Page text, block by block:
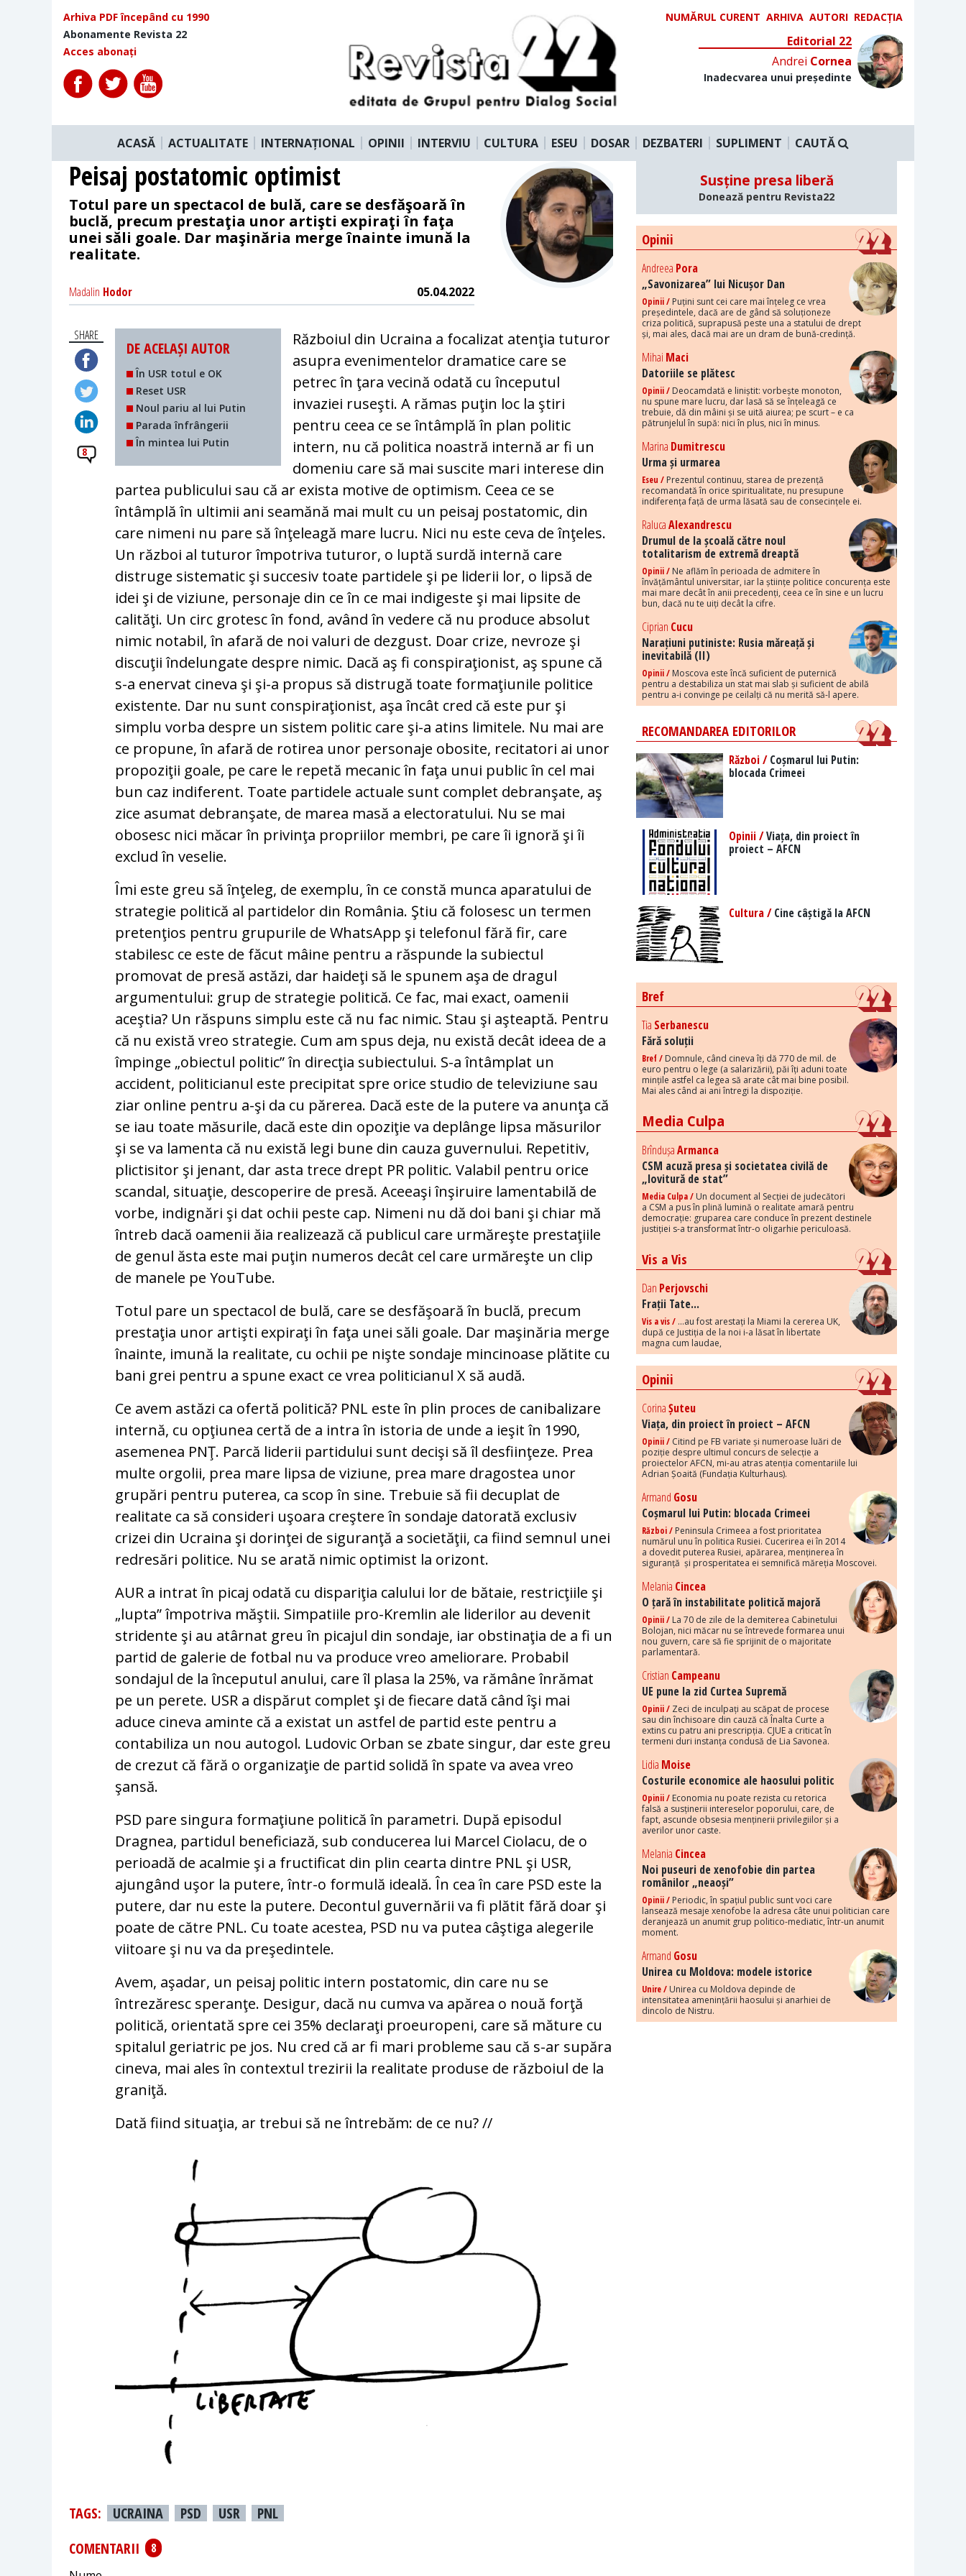
Arhiva PDF începând cu 1990
Abonamente Revista 22
Acces abonați
NUMĂRUL CURENT ARHIVA AUTORI REDACȚIA
Editorial 22
Andrei Cornea
Inadecvarea unui președinte
ACASĂ ACTUALITATE INTERNAȚIONAL OPINII INTERVIU CULTURA ESEU DOSAR DEZBATERI SUPLIMENT CAUTĂ
Peisaj postatomic optimist
Totul pare un spectacol de bulă, care se desfăşoară în
buclă, precum prestaţia unor artişti expiraţi în faţa
unei săli goale. Dar maşinăria merge înainte imună la
realitate.
Madalin Hodor 05.04.2022
SHARE
8
DE ACELAȘI AUTOR
În USR totul e OK
Reset USR
Noul pariu al lui Putin
Parada înfrângerii
În mintea lui Putin
Războiul din Ucraina a focalizat atenţia tuturor
asupra evenimentelor dramatice care se
petrec în ţara vecină odată cu începutul
invaziei ruseşti. A rămas puţin loc la ştiri
pentru ceea ce se întâmplă în plan politic
intern, nu că politica noastră internă ar fi un
domeniu care să mai suscite mari interese din
partea publicului sau că ar exista motive de optimism. Ceea ce se
întâmplă în ultimii ani seamănă mai mult cu un peisaj postatomic, din
care nimeni nu pare să înţeleagă mare lucru. Nici nu este ceva de înţeles.
Un război al tuturor împotriva tuturor, o luptă surdă internă care
distruge sistematic şi succesiv toate partidele şi pe liderii lor, o lipsă de
idei şi de viziune, personaje din ce în ce mai indigeste şi mai lipsite de
calităţi. Un circ grotesc în fond, având în vedere că nu produce absolut
nimic notabil, în afară de noi valuri de dezgust. Doar crize, nevroze şi
discuţii îndelungate despre nimic. Dacă aş fi conspiraţionist, aş spune că
s-a enervat cineva şi şi-a propus să distrugă toate formaţiunile politice
existente. Dar nu sunt conspiraţionist, aşa încât cred că este pur şi
simplu vorba despre un sistem politic care şi-a atins limitele. Nu mai are
ce propune, în afară de rotirea unor personaje obosite, recitatori ai unor
propoziţii goale, pe care le repetă mecanic în faţa unui public în cel mai
bun caz indiferent. Toate partidele actuale sunt complet debranşate, aş
zice asumat debranşate, de marea masă a electoratului. Nu se mai
obosesc nici măcar în privinţa propriilor membri, pe care îi ignoră şi îi
exclud în veselie.
Îmi este greu să înţeleg, de exemplu, în ce constă munca aparatului de
strategie politică al partidelor din România. Ştiu că folosesc un termen
pretenţios pentru grupurile de WhatsApp şi telefonul fără fir, care
stabilesc ce este de făcut mâine pentru a răspunde la subiectul
promovat de presă astăzi, dar haideţi să le spunem aşa de dragul
argumentului: grup de strategie politică. Ce fac, mai exact, oamenii
aceştia? Un răspuns simplu este că nu fac nimic. Stau şi aşteaptă. Pentru
că nu există vreo strategie. Cum am spus deja, nu există decât ideea de a
împinge „obiectul politic” în direcţia subiectului. S-a întâmplat un
accident, politicianul este precipitat spre orice studio de televiziune sau
ziar online pentru a-şi da cu părerea. Dacă este de la putere va anunţa că
se iau toate măsurile, dacă este din opoziţie va deplânge lipsa măsurilor
şi se va lamenta că nu există legi bune din cauza guvernului. Repetitiv,
plictisitor şi jenant, dar asta trece drept PR politic. Valabil pentru orice
scandal, situaţie, descoperire de presă. Aceeaşi înşiruire lamentabilă de
vorbe, indignări şi dat ochii peste cap. Nimeni nu dă doi bani şi chiar mă
întreb dacă oamenii ăia realizează că publicul care urmăreşte prestaţiile
de genul ăsta este mai puţin numeros decât cel care urmăreşte un clip
de manele pe YouTube.
Totul pare un spectacol de bulă, care se desfăşoară în buclă, precum
prestaţia unor artişti expiraţi în faţa unei săli goale. Dar maşinăria merge
înainte, imună la realitate, cu ochii pe nişte sondaje mincinoase plătite cu
bani grei pentru a spune exact ce vrea politicianul X să audă.
Ce avem astăzi ca ofertă politică? PNL este în plin proces de canibalizare
internă, cu opţiunea certă de a intra în istoria de unde a ieşit în 1990,
asemenea PNŢ. Parcă liderii partidului sunt decişi să îl desfiinţeze. Prea
multe orgolii, prea mare lipsa de viziune, prea mare dragostea unor
grupări pentru puterea, ca scop în sine. Trebuie să fii decuplat de
realitate ca să consideri uşoara creştere în sondaje datorată exclusiv
crizei din Ucraina şi dorinţei de siguranţă a societăţii, ca fiind semnul unei
redresări politice. Nu se arată nimic optimist la orizont.
AUR a intrat în picaj odată cu dispariţia calului lor de bătaie, restricţiile şi
„lupta” împotriva măştii. Simpatiile pro-Kremlin ale liderilor au devenit
stridente şi au atârnat greu în picajul din sondaje, iar obstinaţia de a fi un
partid de galerie de fotbal nu va produce vreo ameliorare. Probabil
sondajul de la începutul anului, care îl plasa la 25%, va rămâne înrămat
pe un perete. USR a dispărut complet şi de fiecare dată când îşi mai
aduce cineva aminte că a existat un astfel de partid este pentru a
contabiliza un nou autogol. Ludovic Orban se zbate singur, dar este greu
de crezut că fără o organizaţie de partid solidă în spate va avea vreo
şansă.
PSD pare singura formaţiune politică în parametri. După episodul
Dragnea, partidul beneficiază, sub conducerea lui Marcel Ciolacu, de o
perioadă de acalmie şi a fructificat din plin cearta dintre PNL şi USR,
ajungând uşor la putere, într-o formulă ideală. În cea în care PSD este la
putere, dar nu este la putere. Decontul guvernării va fi plătit fără doar şi
poate de către PNL. Cu toate acestea, PSD nu va putea câştiga alegerile
viitoare şi nu va da preşedintele.
Avem, aşadar, un peisaj politic intern postatomic, din care nu se
întrezăresc speranţe. Desigur, dacă nu cumva va apărea o nouă forţă
politică, orientată spre cei 35% declaraţi proeuropeni, care să măture cu
spitalul geriatric pe jos. Nu cred că ar fi mari probleme sau că s-ar supăra
cineva, mai ales în contextul trezirii la realitate produse de războiul de la
graniţă.
Dată fiind situaţia, ar trebui să ne întrebăm: de ce nu? //
TAGS: UCRAINA PSD USR
PNL
COMENTARII
8
Susține presa liberă
Donează pentru Revista22
Opinii
Andreea Pora
„Savonizarea” lui Nicușor Dan
Opinii / Puțini sunt cei care mai înțeleg ce vrea
președintele, dacă are de gând să soluționeze
criza politică, suprapusă peste una a statului de drept
și, mai ales, dacă mai are un dram de bună-credință.
Mihai Maci
Datoriile se plătesc
Opinii / Deocamdată e liniștit: vorbește monoton,
nu spune mare lucru, dar lasă să se înțeleagă ce
trebuie, dă din mâini și se uită aiurea; pe scurt – e ca
pătrunjelul în supă: nici în plus, nici în minus.
Marina Dumitrescu
Urma și urmarea
Eseu / Prezentul continuu, starea de prezență
recomandată în orice spiritualitate, nu presupune
indiferența față de urma lăsată sau de consecințele ei.
RalucaAlexandrescu
Drumul de la școală către noul
totalitarism de extremă dreaptă
Opinii / Ne aflăm în perioada de admitere în
învățământul universitar, iar la științe politice concurența este
mai mare decât în anii precedenți, ceea ce în sine e un lucru
bun, dacă nu te uiți decât la cifre.
Ciprian Cucu
Narațiuni putiniste: Rusia măreață și
inevitabilă (II)
Opinii / Moscova este încă suficient de puternică
pentru a destabiliza un stat mai slab și suficient de abilă
pentru a-i convinge pe ceilalți că nu merită să-l apere.
RECOMANDAREA EDITORILOR
Război /Coșmarul lui Putin:
blocada Crimeei
Opinii /Viața, din proiect în
proiect – AFCN
Cultura /Cine câștigă la AFCN
Bref
Tia Serbanescu
Fără soluții
Bref / Domnule, când cineva îți dă 770 de mil. de
euro pentru o lege (a salarizării), păi îți aduni toate
mințile astfel ca legea să arate cât mai bine posibil.
Mai ales când ai ani întregi la dispoziție.
Media Culpa
BrîndușaArmanca
CSM acuză presa și societatea civilă de
„lovitură de stat”
Media Culpa / Un document al Secției de judecători
a CSM a pus în plină lumină o realitate amară pentru
democrație: gruparea care conduce în prezent destinele
justiției s-a transformat într-o oligarhie periculoasă.
Vis a Vis
Dan Perjovschi
Frații Tate...
Vis a vis / ...au fost arestați la Miami la cererea UK,
după ce Justiția de la noi i-a lăsat în libertate
magna cum laudae,
Opinii
CorinaȘuteu
Viața, din proiect în proiect – AFCN
Opinii / Citind pe FB variate și numeroase luări de
poziție despre ultimul concurs de selecție a
proiectelor AFCN, mi-au atras atenția comentariile lui
Adrian Șoaită (Fundația Kulturhaus).
Armand Gosu
Coșmarul lui Putin: blocada Crimeei
Război / Peninsula Crimeea a fost prioritatea
numărul unu în politica Rusiei. Cucerirea ei în 2014
a dovedit puterea Rusiei, apărarea, menținerea în
siguranță și prosperitatea ei semnifică măreția Moscovei.
Melania Cincea
O țară în instabilitate politică majoră
Opinii / La 70 de zile de la demiterea Cabinetului
Bolojan, nici măcar nu se întrevede formarea unui
nou guvern, care să fie sprijinit de o majoritate
parlamentară.
Cristian Campeanu
UE pune la zid Curtea Supremă
Opinii / Zeci de inculpați au scăpat de procese
sau din închisoare din cauză că Înalta Curte a
extins cu patru ani prescripția. CJUE a criticat în
termeni duri instanța condusă de Lia Savonea.
Lidia Moise
Costurile economice ale haosului politic
Opinii / Economia nu poate rezista cu retorica
falsă a susținerii intereselor poporului, care, de
fapt, ascunde obsesia menținerii privilegiilor și a
averilor unor caste.
Melania Cincea
Noi puseuri de xenofobie din partea
românilor „neaoși”
Opinii / Periodic, în spațiul public sunt voci care
lansează mesaje xenofobe la adresa câte unui politician care
deranjează un anumit grup politico-mediatic, într-un anumit
moment.
Armand Gosu
Unirea cu Moldova: modele istorice
Unire / Unirea cu Moldova depinde de
intensitatea amenințării haosului și anarhiei de
dincolo de Nistru.